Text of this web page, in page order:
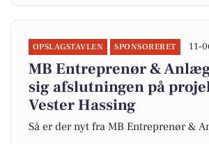
OPSLAGSTAVLEN SPONSORERET 11-
MB Entreprenør &
sig afslutningen på
Vester Hassing
Så er der nyt fra MB Entreprenør &